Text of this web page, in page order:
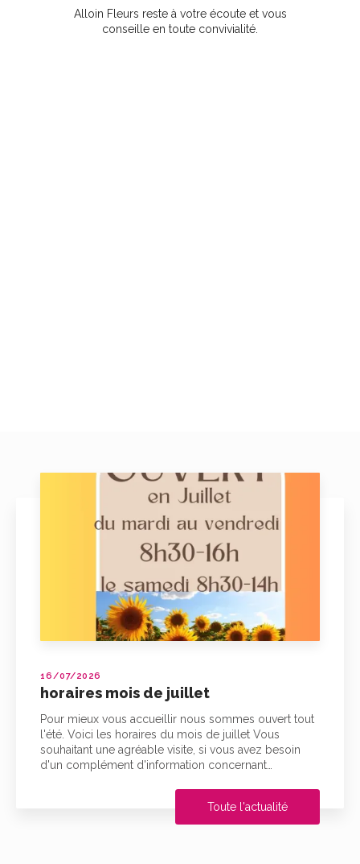
Alloin Fleurs reste à votre écoute et vous
conseille en toute convivialité.
16/07/2026
horaires mois de juillet
Pour mieux vous accueillir nous sommes ouvert tout
l'été. Voici les horaires du mois de juillet Vous
souhaitant une agréable visite, si vous avez besoin
d'un complément d'information concernant…
Toute l'actualité